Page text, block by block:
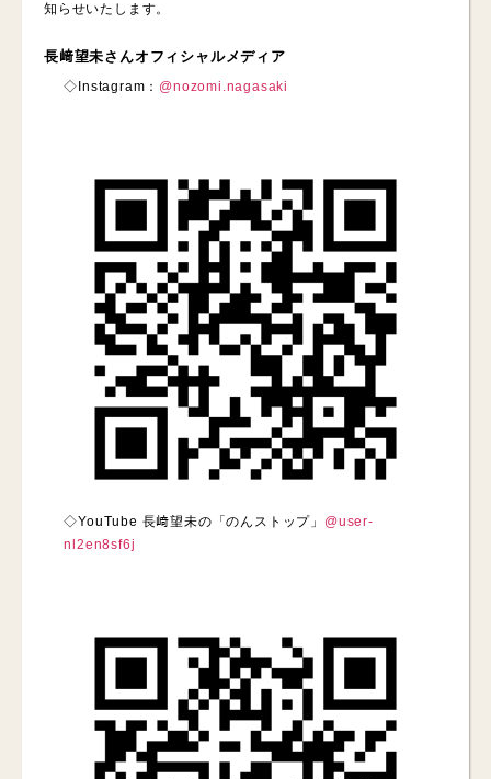
知らせいたします。
長﨑望未さんオフィシャルメディア
◇Instagram： @nozomi.nagasaki
◇YouTube 長﨑望未の「のんストップ」 @user-
nl2en8sf6j